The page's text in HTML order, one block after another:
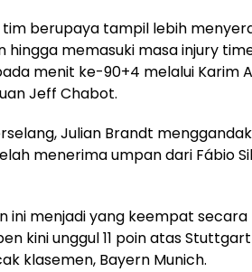
tim berupaya tampil lebih
hingga memasuki masa injury
menit ke-90+4 melalui Karim
Jeff Chabot.
Julian Brandt
menerima umpan dari Fábio
ini menjadi yang keempat
kini unggul 11 poin atas
klasemen, Bayern Munich.